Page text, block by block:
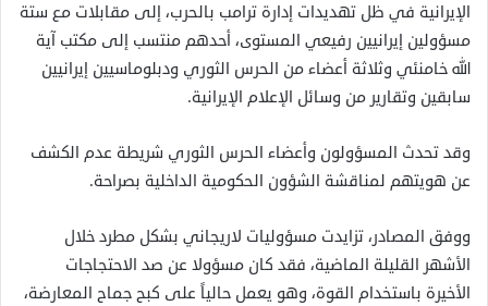
الإيرانية في ظل تهديدات إدارة ترامب بالحرب، إلى مقابلات مع ستة
مسؤولين إيرانيين رفيعي المستوى، أحدهم منتسب إلى مكتب آية
الله خامنئي وثلاثة أعضاء من الحرس الثوري ودبلوماسيين إيرانيين
سابقين وتقارير من وسائل الإعلام الإيرانية.
وقد تحدث المسؤولون وأعضاء الحرس الثوري شريطة عدم الكشف
عن هويتهم لمناقشة الشؤون الحكومية الداخلية بصراحة.
ووفق المصادر، تزايدت مسؤوليات لاريجاني بشكل مطرد خلال
الأشهر القليلة الماضية، فقد كان مسؤولا عن صد الاحتجاجات
الأخيرة باستخدام القوة، وهو يعمل حالياً على كبح جماح المعارضة،